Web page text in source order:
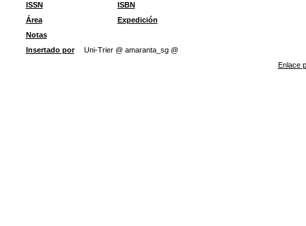
ISSN
ISBN
Área
Expedición
Notas
Insertado por
Uni-Trier @ amaranta_sg @
Enlace